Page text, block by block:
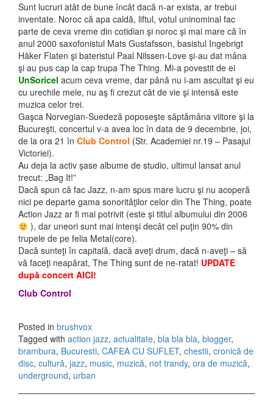
Sunt lucruri atât de bune încât dacă n-ar exista, ar trebui
inventate. Noroc că apa caldă, liftul, votul uninominal fac
parte de ceva vreme din cotidian şi noroc şi mai mare că în
anul 2000 saxofonistul Mats Gustafsson, basistul Ingebrigt
Håker Flaten şi bateristul Paal Nilssen-Love şi-au dat mâna
şi au pus cap la cap trupa The Thing. Mi-a povestit de ei
UnSoricel acum ceva vreme, dar până nu i-am ascultat şi eu
cu urechile mele, nu aş fi crezut cât de vie şi intensă este
muzica celor trei.
Gaşca Norvegian-Suedeză poposeşte săptămâna viitore şi la
Bucureşti, concertul v-a avea loc în data de 9 decembrie, joi,
de la ora 21 în Club Control (Str. Academiei nr.19 – Pasajul
Victoriei).
Au deja la activ şase albume de studio, ultimul lansat anul
trecut: „Bag It!”
Dacă spun că fac Jazz, n-am spus mare lucru şi nu acoperă
nici pe departe gama sonorităţilor celor din The Thing, poate
Action Jazz ar fi mai potrivit (este şi titlul albumului din 2006
), dar uneori sunt mai intenşi decât cel puţin 90% din
trupele de pe felia Metal(core).
Dacă sunteţi în capitală, dacă aveţi drum, dacă n-aveţi – să
vă faceţi neapărat, The Thing sunt de ne-ratat! UPDATE
după concert AICI!
Club Control
Posted in brushvox
Tagged with action jazz, actualitate, bla bla bla, blogger,
brambura, Bucuresti, CAFEA CU SUFLET, chestii, cronică de
disc, cultură, jazz, music, muzică, not trandy, ora de muzică,
underground, urban